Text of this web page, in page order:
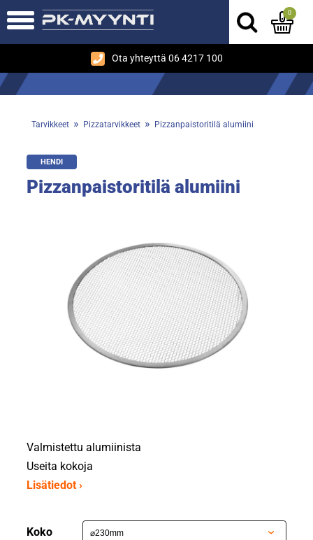
Ota yhteyttä 06 4217 100
0
Tarvikkeet » Pizzatarvikkeet » Pizzanpaistoritilä alumiini
HENDI
Pizzanpaistoritilä alumiini
Valmistettu alumiinista
Useita kokoja
Lisätiedot ›
Koko